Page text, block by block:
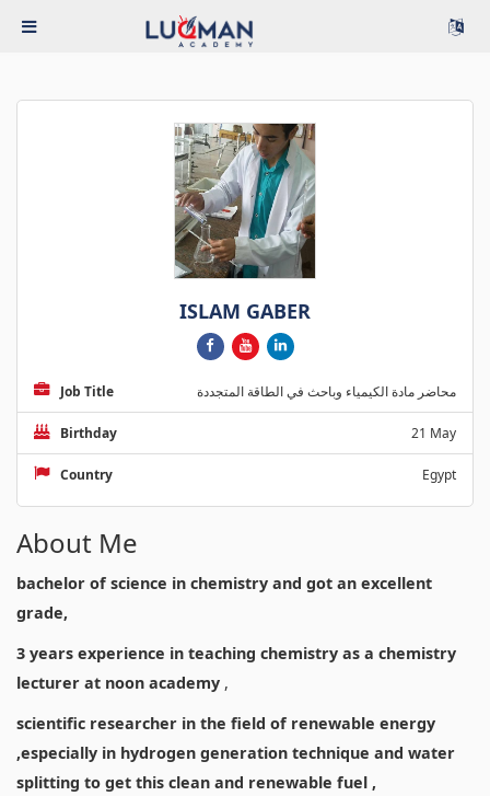
ISLAM GABER
Job Title محاضر مادة الكيمياء وباحث في الطاقة المتجددة
Birthday 21 May
Country Egypt
About Me
bachelor of science in chemistry and got an excellent
grade,
3 years experience in teaching chemistry as a chemistry
lecturer at noon academy ,
scientific researcher in the field of renewable energy
,especially in hydrogen generation technique and water
splitting to get this clean and renewable fuel ,